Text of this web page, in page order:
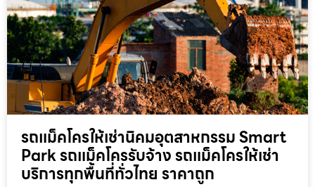
รถแม็คโครให้เช่านิคมอุตสาหกรรม Smart
Park รถแม็คโครรับจ้าง รถแม็คโครให้เช่า
บริการทุกพื้นที่ทั่วไทย ราคาถูก